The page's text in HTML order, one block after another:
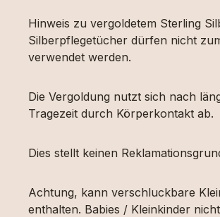
Hinweis zu vergoldetem Sterling
Silberpflegetücher dürfen nicht
verwendet werden.
Die Vergoldung nutzt sich nach
Tragezeit durch Körperkontakt ab.
Dies stellt keinen
Achtung, kann verschluckbare
enthalten. Babies / Kleinkinder nicht